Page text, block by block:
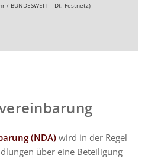
/ BUNDESWEIT – Dt. Festnetz)
(NDA) wird in der Regel
über eine Beteiligung